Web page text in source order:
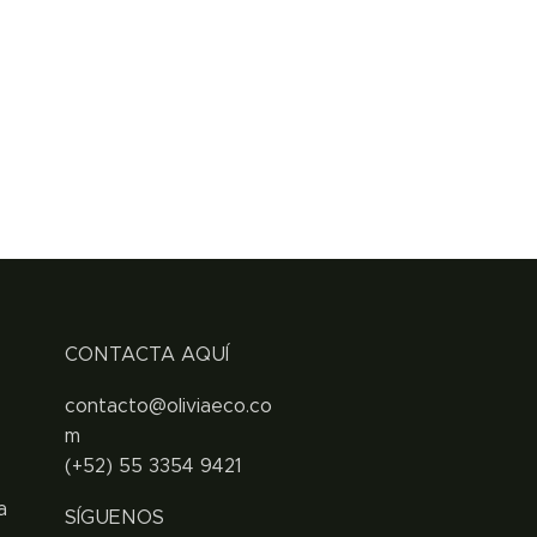
CONTACTA AQUÍ
contacto@oliviaeco.co
m
(+52) 55 3354 9421
SÍGUENOS